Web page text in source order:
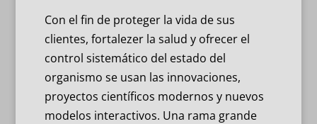
Con el fin de proteger la vida de sus
clientes, fortalezer la salud y ofrecer el
control sistemático del estado del
organismo se usan las innovaciones,
proyectos científicos modernos y nuevos
modelos interactivos. Una rama grande